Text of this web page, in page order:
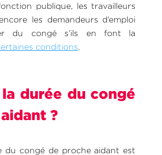
publique, les travailleurs
les demandeurs d’emploi
du congé s’ils en font la
conditions
durée du congé
?
du congé de proche aidant est